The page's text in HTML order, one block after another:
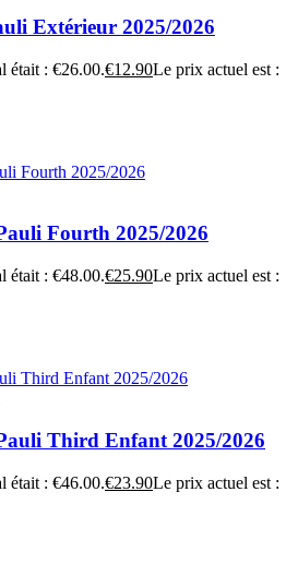
Extérieur 2025/2026
était : €26.00.€12.90Le prix actuel est :
Fourth 2025/2026
était : €48.00.€25.90Le prix actuel est :
Third Enfant 2025/2026
était : €46.00.€23.90Le prix actuel est :